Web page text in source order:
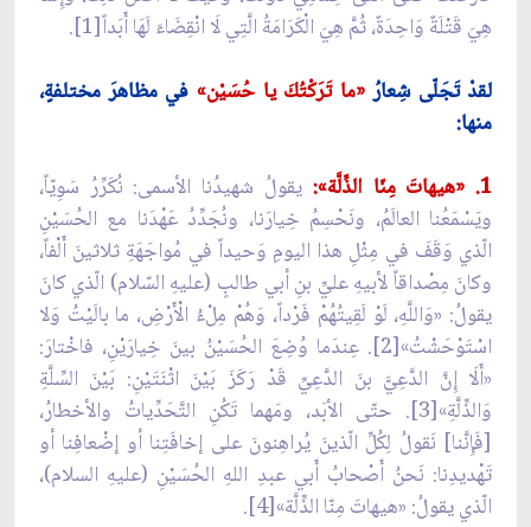
هِيَ قَتْلَةٌ وَاحِدَةٌ، ثُمَّ هِيَ الْكَرَامَةُ الَّتِي لَا انْقِضَاءَ لَهَا أَبَداً[1].
لقدْ تَجَلّى شِعارُ «ما تَرَكْتُكَ يا حُسَيْن» في مظاهرَ مختلفةٍ،
منها:
1. «هيهاتَ مِنّا الذِّلَّة»:
يقولُ شهيدُنا الأسمى: نُكَرِّرُ سَوِيّاً،
ويَسْمَعُنا العالَمُ، ونَحْسِمُ خِيارَنا، ونُجَدِّدُ عَهْدَنا مع الحُسَيْنِ
الّذي وَقَفَ في مِثْلِ هذا اليومِ وَحيداً في مُواجَهَةِ ثلاثينَ أَلْفاً،
وكانَ مِصْداقاً لأبيهِ عليِّ بنِ أبي طالبٍ (عليهِ السّلام) الّذي كانَ
يقولُ: «وَاللَّهِ، لَوْ لَقِيتُهُمْ فَرْداً، وَهُمْ مِلْءُ الْأَرْضِ، ما بالَيْتُ وَلا
اسْتَوْحَشْتُ»[2]. عِندَما وُضِعَ الحُسَيْنُ بينَ خِيارَيْنِ، فاخْتارَ:
«أَلَا إِنَّ الدَّعِيَّ بنَ الدَّعِيِّ قَدْ رَكَزَ بَيْنَ اثْنَتَيْنِ: بَيْنَ السِّلَّةِ
وَالذِّلَّةِ»[3]. حتّى الأبَد، ومَهما تَكُنِ التَّحَدِّياتُ والأخطارُ،
[فَإِنَّنا] نَقولُ لِكُلِّ الّذينَ يُراهِنونَ على إخافَتِنا أو إضْعافِنا أو
تَهْديدِنا: نَحنُ أَصْحابُ أَبي عبدِ اللهِ الحُسَيْنِ (عليهِ السلام)،
الّذي يقولُ: «هيهاتَ مِنّا الذِّلَّة»[4].